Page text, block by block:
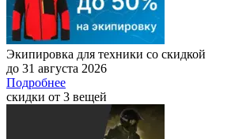
Экипировка для техники со скидкой
до 31 августа 2026
Подробнее
скидки от 3 вещей